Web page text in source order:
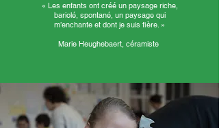
« Les enfants ont créé un paysage riche,
bariolé, spontané, un paysage qui
m’enchante et dont je suis fière. »
Marie Heughebaert, céramiste